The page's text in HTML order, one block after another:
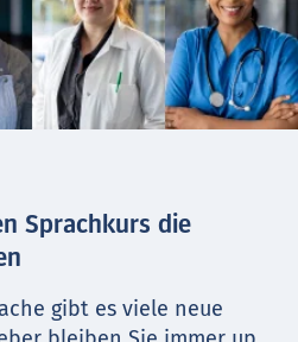
Sprachkurs die
gibt es viele neue